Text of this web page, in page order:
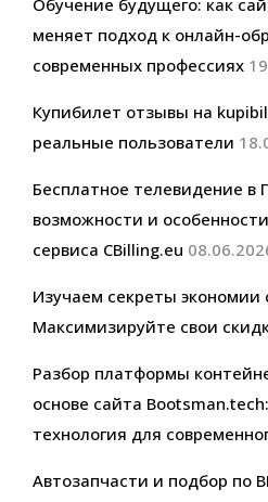
Обучение будущего: как
меняет подход к онлайн-
современных профессиях
Купибилет отзывы на
реальные пользователи
Бесплатное телевидение в
возможности и
сервиса CBilling.eu
Изучаем секреты экономии
Максимизируйте свои
Разбор платформы
основе сайта
технология для
Автозапчасти и подбор по